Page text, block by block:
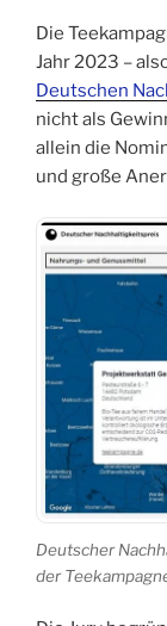
Die
Jahr 2023 –
Deutschen
nicht als
allein die
und große
Deutscher
der